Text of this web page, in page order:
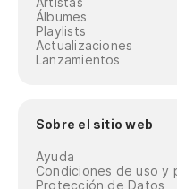
Álbumes
Playlists
Actualizaciones
Lanzamientos
Sobre el sitio web
Ayuda
Condiciones de uso y
Protección de Datos